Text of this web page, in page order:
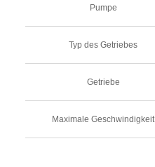
Pumpe
Typ des Getriebes
Getriebe
Maximale Geschwindigkeit